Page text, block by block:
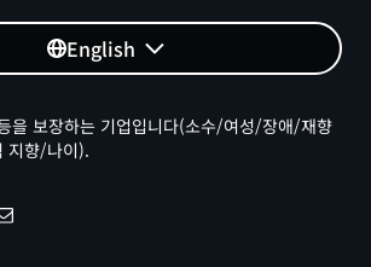
English
을 보장하는 기업입니다(소수/여성/장애/재향
지향/나이).